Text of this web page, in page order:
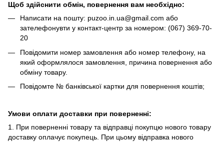
Щоб здійснити обмін, повернення вам необхідно:
Написати на пошту: puzoo.in.ua@gmail.com або
зателефонувти у контакт-центр за номером: (067) 369-70-
20
Повідомити номер замовлення або номер телефону, на
який оформлялося замовлення, причина повернення або
обміну товару.
Повідомте № банківської картки для повернення коштів;
Умови оплати доставки при поверненні:
1. При поверненні товару та відправці покупцю нового товару
доставку оплачує покупець. При цьому відправка нового